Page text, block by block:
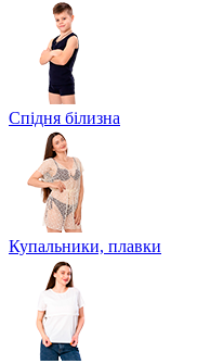
Спідня білизна
Купальники, плавки